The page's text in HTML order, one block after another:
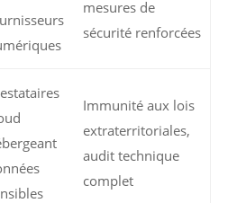
mesures de
sécurité renforcées
Immunité aux lois
extraterritoriales,
audit technique
complet